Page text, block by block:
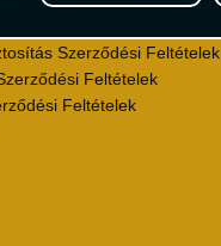
Szerződési Feltételek
Feltételek
Feltételek